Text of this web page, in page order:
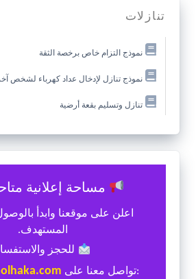
تنازلات
نموذج التزام خاص برخصة الثقة
نموذج تنازل لإدخال عداد كهرباء لشخص
تنازل وتسليم بقعة أرضية
مساحة إعلانية
اعلن على موقعنا وابدأ
المستهدف.
للحجز
:تواصل معنا على